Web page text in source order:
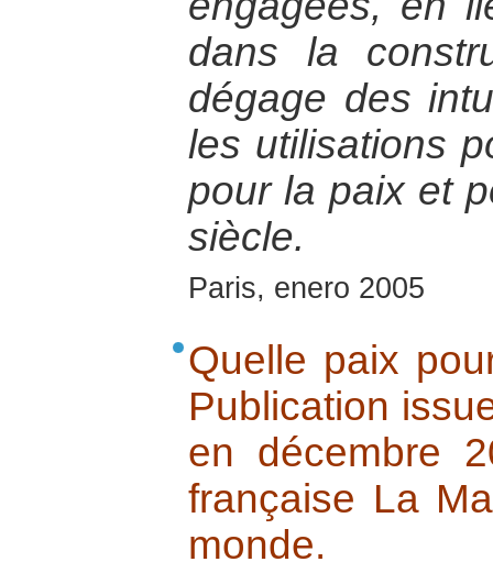
dans la
dégage des
les utilisations
pour la paix et
siècle.
Paris, enero 2005
Quelle paix
Publication
en décembre
française La
monde.